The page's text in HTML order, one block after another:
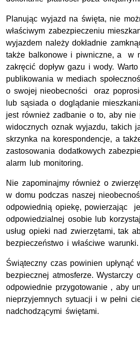
Planując wyjazd na święta, nie
właściwym zabezpieczeniu
wyjazdem należy dokładnie
także balkonowe i piwniczne, a w
zakręcić dopływ gazu i wody.
publikowania w mediach
o swojej nieobecności oraz
lub sąsiada o doglądanie
jest również zadbanie o to, aby nie
widocznych oznak wyjazdu, takich
skrzynka na korespondencje, a
zastosowania dodatkowych
alarm lub monitoring.
Nie zapominajmy również o
w domu podczas naszej
odpowiednią opiekę, powierzając
odpowiedzialnej osobie lub
usług opieki nad zwierzętami, tak
bezpieczeństwo i właściwe warunki.
Świąteczny czas powinien upłynąć
bezpiecznej atmosferze. Wystarczy
odpowiednie przygotowanie , aby
nieprzyjemnych sytuacji i w pełni
nadchodzącymi świętami.